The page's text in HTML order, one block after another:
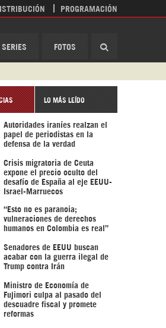
SERIES FOTOS
PROGRAMACIÓN
LO MÁS LEÍDO
Autoridades iraníes realzan el
papel de periodistas en la
defensa de la verdad
Crisis migratoria de Ceuta
expone el precio oculto del
desafío de España al eje EEUU-
Israel-Marruecos
“Esto no es paranoia;
vulneraciones de derechos
humanos en Colombia es real”
Senadores de EEUU buscan
acabar con la guerra ilegal de
Trump contra Irán
Ministro de Economía de
Fujimori culpa al pasado del
descuadre fiscal y promete
reformas